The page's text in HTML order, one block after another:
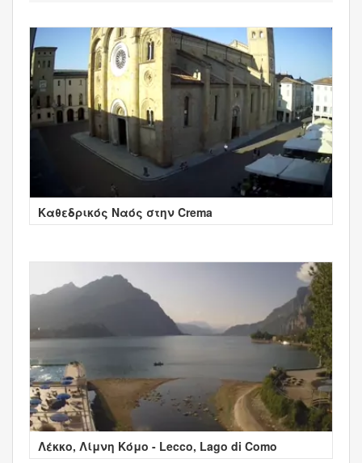
Καθεδρικός Ναός στην Crema
Λέκκο, Λίμνη Κόμο - Lecco, Lago di Como